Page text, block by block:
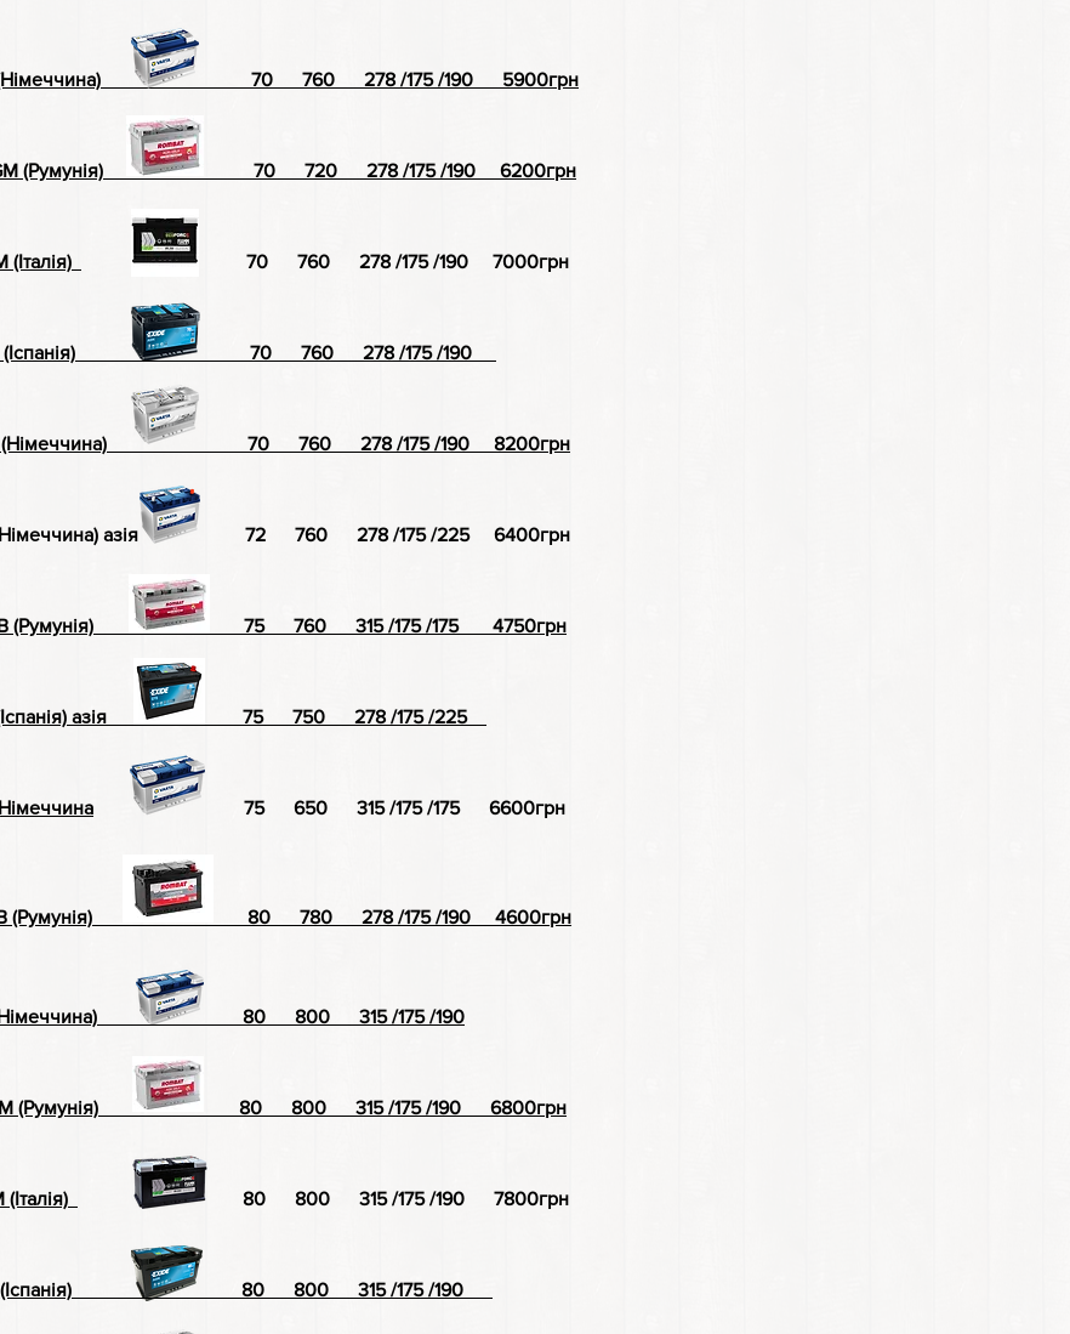
70 760 278 /175 /190 5900грн
(Румунія) 70 720 278 /175 /190 6200грн
70 760 278 /175 /190 7000грн
70 760 278 /175 /190
70 760 278 /175 /190 8200грн
азія72 760 278 /175 /225 6400грн
(Румунія) 75 760 315 /175 /175 4750грн
азія 75 750 278 /175 /225
75 650 315 /175 /175 6600грн
(Румунія) 80 780 278 /175 /190 4600грн
(Румунія) 80 800 315 /175 /190 6800грн
80 800 315 /175 /190
80 800 315 /175 /190 7800грн
80 800 315 /175 /190